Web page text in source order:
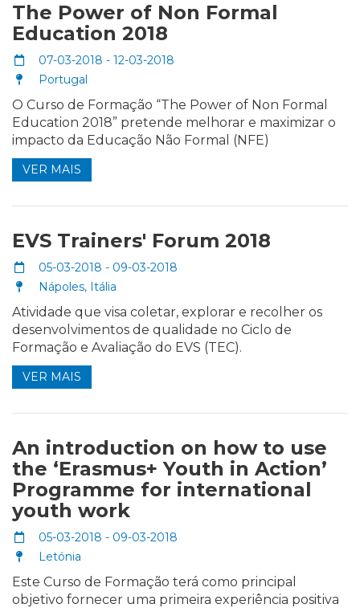
The Power of Non Formal
Education 2018
07-03-2018 - 12-03-2018
Portugal
O Curso de Formação “The Power of Non Formal
Education 2018” pretende melhorar e maximizar o
impacto da Educação Não Formal (NFE)
VER MAIS
EVS Trainers' Forum 2018
05-03-2018 - 09-03-2018
Nápoles, Itália
Atividade que visa coletar, explorar e recolher os
desenvolvimentos de qualidade no Ciclo de
Formação e Avaliação do EVS (TEC).
VER MAIS
An introduction on how to use
the ‘Erasmus+ Youth in Action’
Programme for international
youth work
05-03-2018 - 09-03-2018
Letónia
Este Curso de Formação terá como principal
objetivo fornecer uma primeira experiência positiva